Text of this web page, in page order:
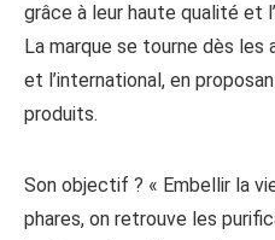
grâce à leur haute qualité et
La marque se tourne dès les
et l’international, en
produits.
Son objectif ? « Embellir la
phares, on retrouve les